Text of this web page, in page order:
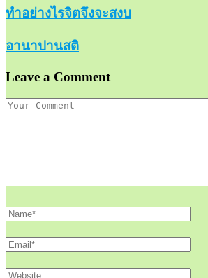
ทำอย่างไรจิตจึงจะสงบ
อานาปานสติ
Leave a Comment